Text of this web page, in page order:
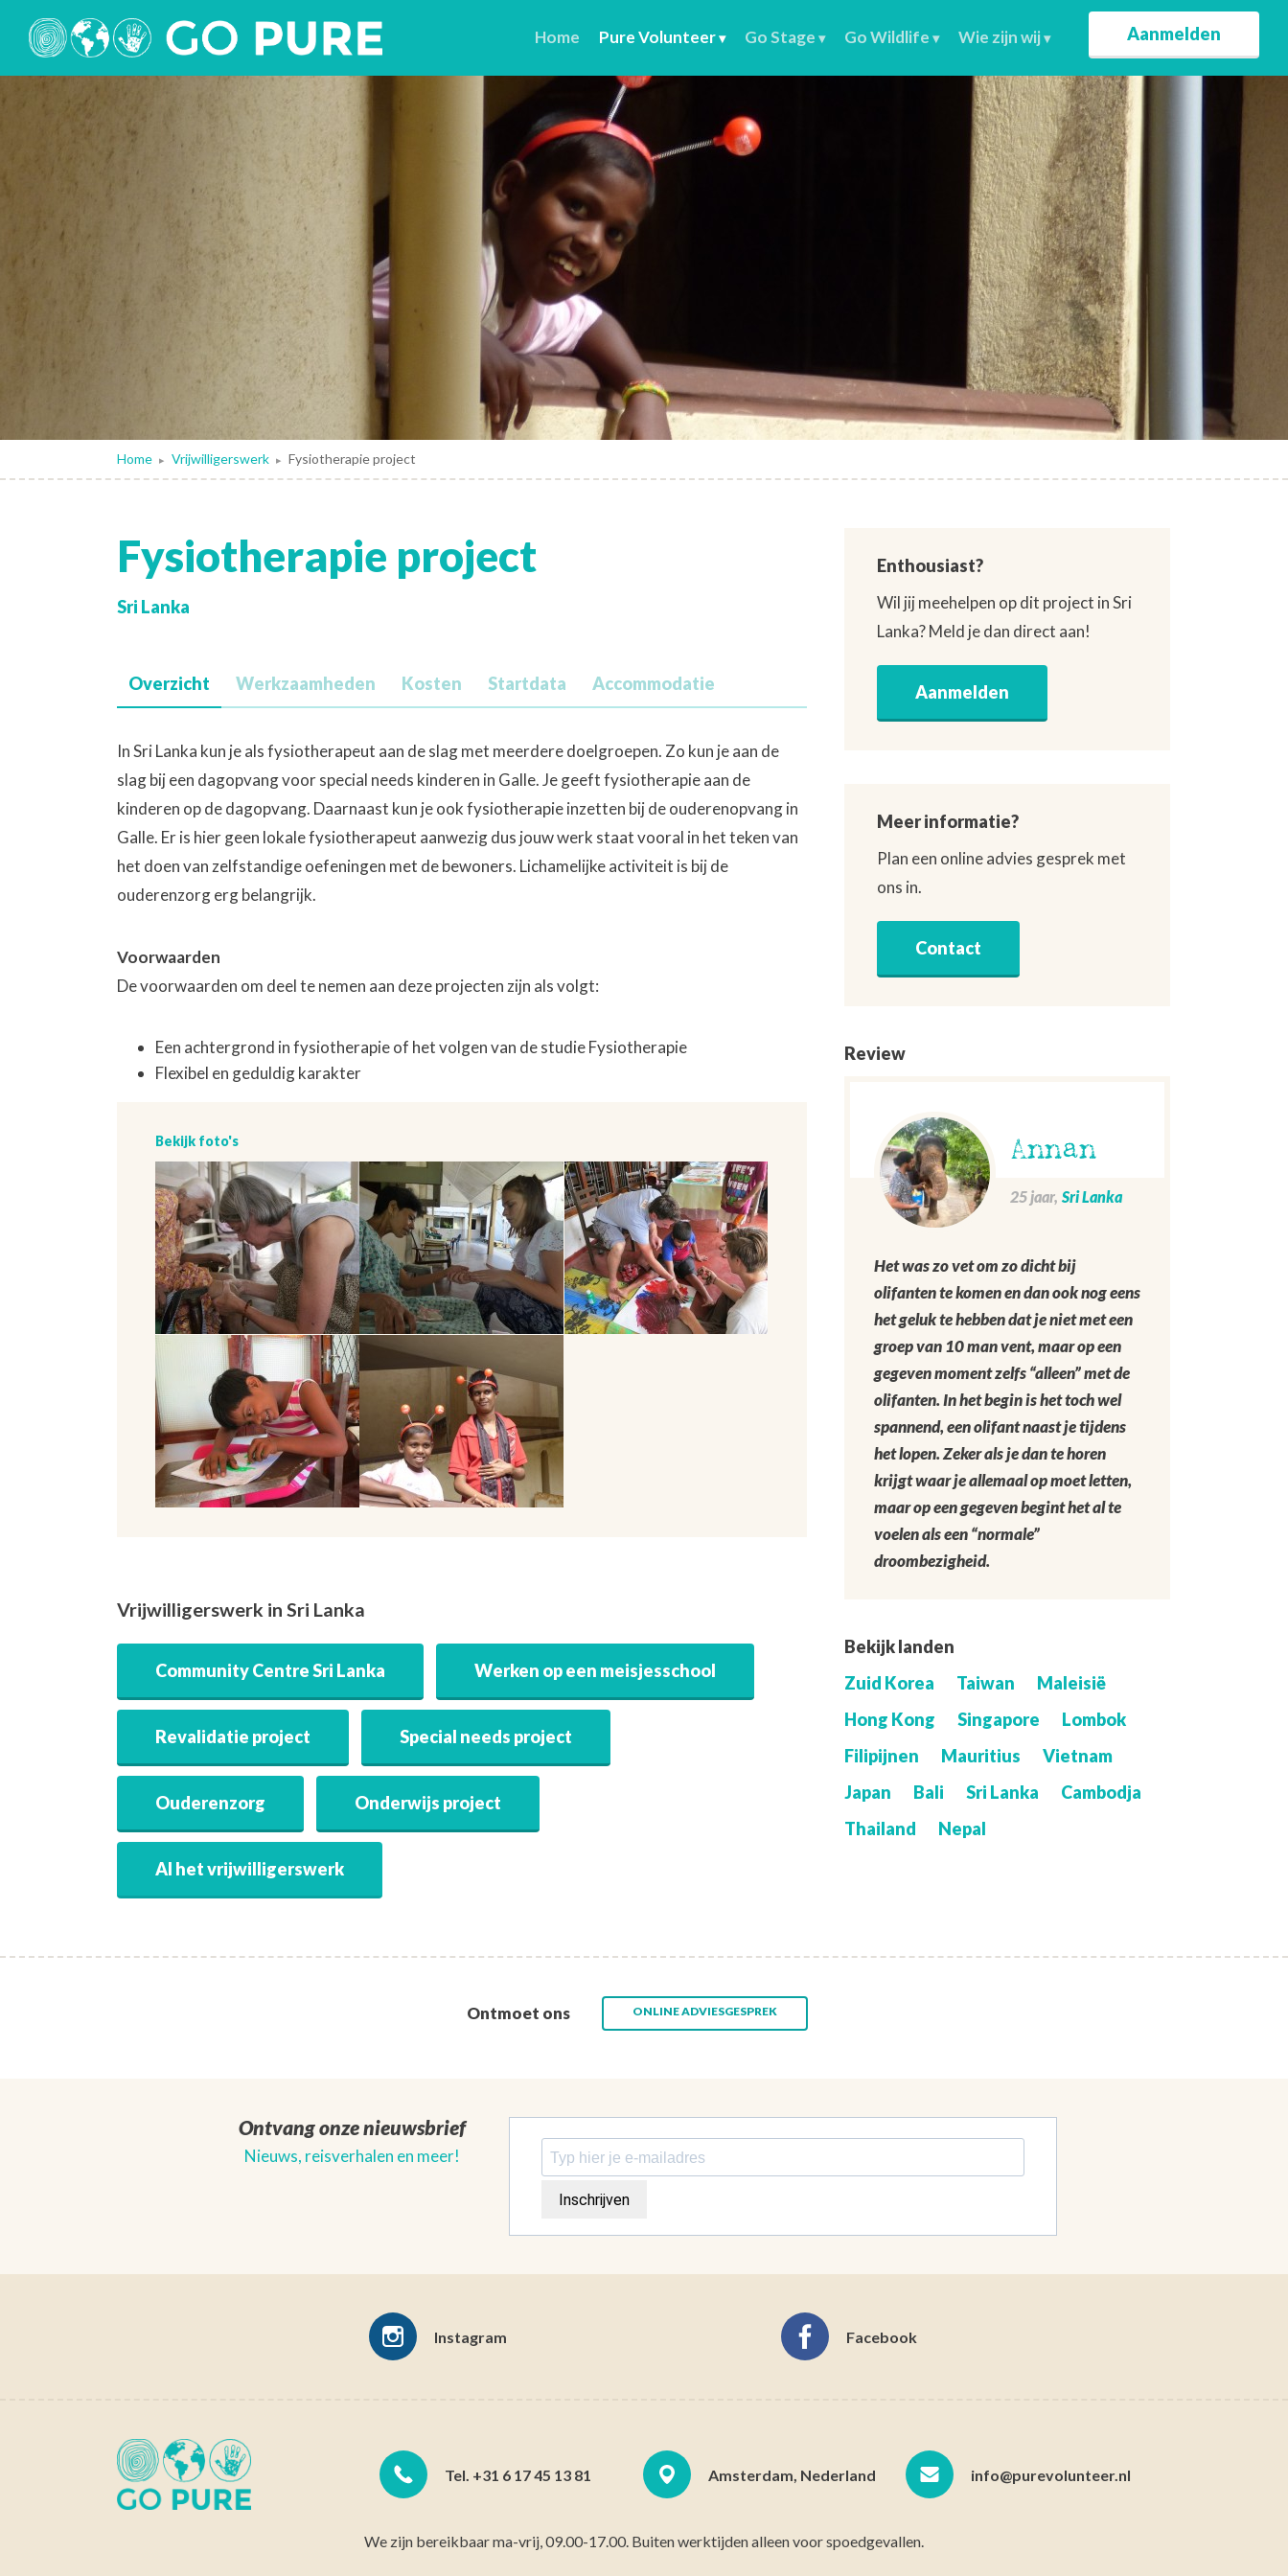
Home Pure Volunteer Go Stage Go Wildlife Wie zijn wij Aanmelden
Home ▸ Vrijwilligerswerk ▸ Fysiotherapie project
Fysiotherapie project
Sri Lanka
Overzicht Werkzaamheden Kosten Startdata Accommodatie
In Sri Lanka kun je als fysiotherapeut aan de slag met meerdere doelgroepen. Zo kun je aan de
slag bij een dagopvang voor special needs kinderen in Galle. Je geeft fysiotherapie aan de
kinderen op de dagopvang. Daarnaast kun je ook fysiotherapie inzetten bij de ouderenopvang in
Galle. Er is hier geen lokale fysiotherapeut aanwezig dus jouw werk staat vooral in het teken van
het doen van zelfstandige oefeningen met de bewoners. Lichamelijke activiteit is bij de
ouderenzorg erg belangrijk.
Voorwaarden
De voorwaarden om deel te nemen aan deze projecten zijn als volgt:
Een achtergrond in fysiotherapie of het volgen van de studie Fysiotherapie
Flexibel en geduldig karakter
Bekijk foto's
Vrijwilligerswerk in Sri Lanka
Community Centre Sri Lanka Werken op een meisjesschool
Revalidatie project Special needs project
Ouderenzorg Onderwijs project
Al het vrijwilligerswerk
Enthousiast?
Wil jij meehelpen op dit project in Sri
Lanka? Meld je dan direct aan!
Aanmelden
Meer informatie?
Plan een online advies gesprek met
ons in.
Contact
Review
Annan
25 jaar, Sri Lanka
Het was zo vet om zo dicht bij
olifanten te komen en dan ook nog eens
het geluk te hebben dat je niet met een
groep van 10 man vent, maar op een
gegeven moment zelfs “alleen” met de
olifanten. In het begin is het toch wel
spannend, een olifant naast je tijdens
het lopen. Zeker als je dan te horen
krijgt waar je allemaal op moet letten,
maar op een gegeven begint het al te
voelen als een “normale”
droombezigheid.
Bekijk landen
Zuid Korea
Taiwan
Maleisië
Hong Kong
Singapore
Lombok
Filipijnen
Mauritius
Vietnam
Japan
Bali Sri Lanka
Cambodja
Thailand
Nepal
Ontmoet ons ONLINE ADVIESGESPREK
Ontvang onze nieuwsbrief
Nieuws, reisverhalen en meer!
Inschrijven
Instagram Facebook
Tel. +31 6 17 45 13 81 Amsterdam, Nederland info@purevolunteer.nl
We zijn bereikbaar ma-vrij, 09.00-17.00. Buiten werktijden alleen voor spoedgevallen.